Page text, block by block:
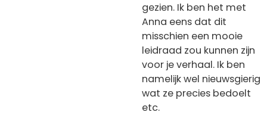
gezien. Ik ben het met
Anna eens dat dit
misschien een mooie
leidraad zou kunnen zijn
voor je verhaal. Ik ben
namelijk wel nieuwsgierig
wat ze precies bedoelt
etc.